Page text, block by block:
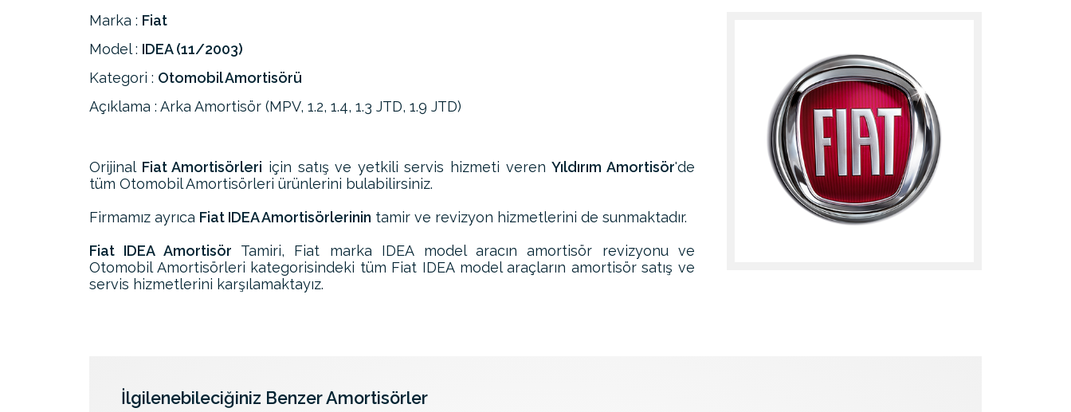
Marka : Fiat
Model : IDEA (11/2003)
Kategori : Otomobil Amortisörü
Açıklama : Arka Amortisör (MPV, 1.2, 1.4, 1.3 JTD, 1.9 JTD)
Orijinal Fiat Amortisörleri için satış ve yetkili servis hizmeti verenYıldırım Amortisör'de
tüm Otomobil Amortisörleri ürünlerini bulabilirsiniz.
Firmamız ayrıca Fiat IDEA Amortisörlerinin tamir ve revizyon hizmetlerini de sunmaktadır.
Fiat IDEA Amortisör Tamiri, Fiat marka IDEA model aracın amortisör revizyonu ve
Otomobil Amortisörleri kategorisindeki tüm Fiat IDEA model araçların amortisör satış ve
servis hizmetlerini karşılamaktayız.
İlgilenebileciğiniz Benzer Amortisörler